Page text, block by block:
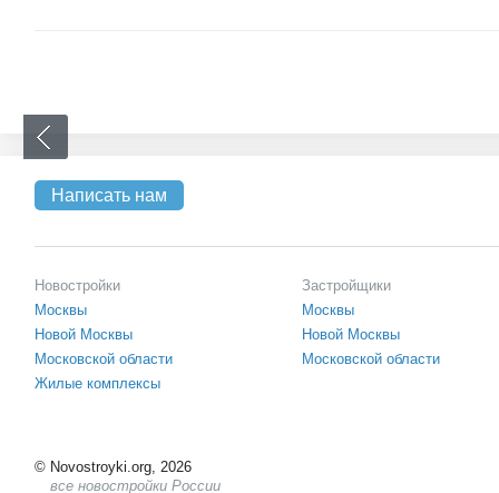
Написать нам
Новостройки
Москвы
Новой Москвы
Московской области
Жилые комплексы
Застройщики
Москвы
Новой Москвы
Московской области
© Novostroyki.org, 2026
все новостройки России